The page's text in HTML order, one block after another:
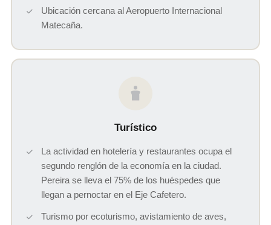
Ubicación cercana al Aeropuerto Internacional
Matecaña.
Turístico
La actividad en hotelería y restaurantes ocupa el
segundo renglón de la economía en la ciudad.
Pereira se lleva el 75% de los huéspedes que
llegan a pernoctar en el Eje Cafetero.
Turismo por ecoturismo, avistamiento de aves,